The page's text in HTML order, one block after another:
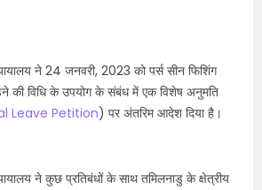
ने 24 जनवरी, 2023 को पर्स सीन फिशिंग
की विधि के उपयोग के संबंध में एक विशेष अनुमति
Leave Petition) पर अंतरिम आदेश दिया है।
ने कुछ प्रतिबंधों के साथ तमिलनाडु के क्षेत्रीय